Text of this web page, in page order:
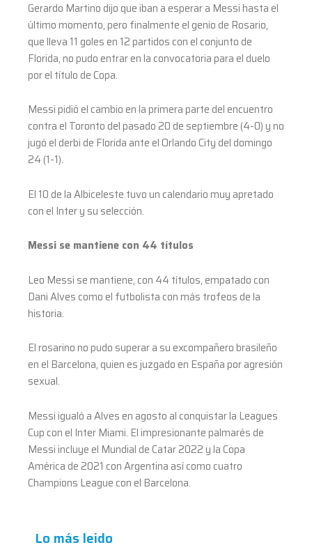
Gerardo Martino dijo que iban a esperar a Messi hasta el
último momento, pero finalmente el genio de Rosario,
que lleva 11 goles en 12 partidos con el conjunto de
Florida, no pudo entrar en la convocatoria para el duelo
por el título de Copa.
Messi pidió el cambio en la primera parte del encuentro
contra el Toronto del pasado 20 de septiembre (4-0) y no
jugó el derbi de Florida ante el Orlando City del domingo
24 (1-1).
El 10 de la Albiceleste tuvo un calendario muy apretado
con el Inter y su selección.
Messi se mantiene con 44 títulos
Leo Messi se mantiene, con 44 títulos, empatado con
Dani Alves como el futbolista con más trofeos de la
historia.
El rosarino no pudo superar a su excompañero brasileño
en el Barcelona, ​​quien es juzgado en España por agresión
sexual.
Messi igualó a Alves en agosto al conquistar la Leagues
Cup con el Inter Miami. El impresionante palmarés de
Messi incluye el Mundial de Catar 2022 y la Copa
América de 2021 con Argentina así como cuatro
Champions League con el Barcelona.
Lo más leido